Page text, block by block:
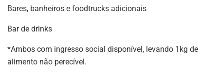
Bares, banheiros e foodtrucks adicionais
Bar de drinks
*Ambos com ingresso social disponível, levando 1kg de
alimento não perecível.